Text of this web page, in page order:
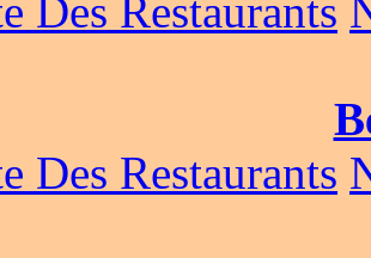
Des Restaurants
Des Restaurants